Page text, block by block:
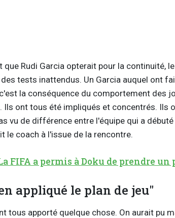
que Rudi Garcia opterait pour la continuité,
tests inattendus. Un Garcia auquel ont
la conséquence du comportement des
Ils ont tous été impliqués et concentrés. Ils
vu de différence entre l'équipe qui a
le coach à l'issue de la rencontre.
FIFA a permis à Doku de prendre
appliqué le plan de jeu"
tous apporté quelque chose. On aurait pu